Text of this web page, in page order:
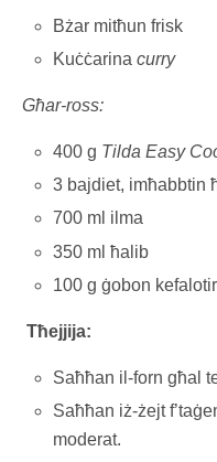
Bżar mitħun frisk
Kuċċarinacurry
Għar-ross:
400 g Tilda Easy
3 bajdiet, imħabbtin
700 ml ilma
350 ml ħalib
100 g ġobon
Tħejjija:
Saħħan il-forn għal
Saħħan iż-żejt
moderat.